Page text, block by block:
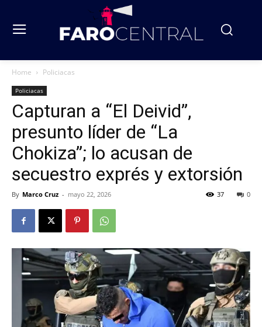
Home Policiacas
Policiacas
Capturan a “El Deivid”,
presunto líder de “La
Chokiza”; lo acusan de
secuestro exprés y extorsión
By Marco Cruz - mayo 22, 2026 0
37